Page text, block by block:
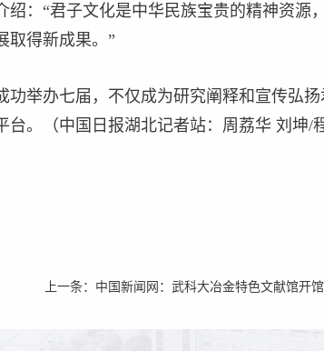
：“君子文化是中华民族宝贵的精神资源
取得新成果。”
举办七届，不仅成为研究阐释和宣传弘
。（中国日报湖北记者站：周荔华 刘坤/
上一条： 中国新闻网：武科大冶金特色文献馆开馆